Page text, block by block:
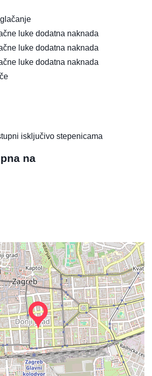
luke dodatna naknada
luke dodatna naknada
luke dodatna naknada
isključivo stepenicama
na